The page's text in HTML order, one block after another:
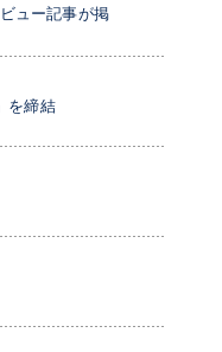
ュー記事が掲
を締結